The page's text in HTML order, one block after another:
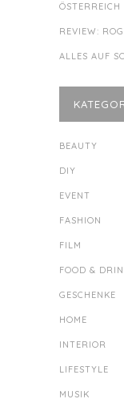
ÖSTERREICH
REVIEW:
ALLES AUF
BEAUTY
DIY
EVENT
FASHION
FILM
FOOD &
GESCHENKE
HOME
INTERIOR
LIFESTYLE
MUSIK